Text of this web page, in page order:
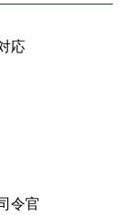
応
令官